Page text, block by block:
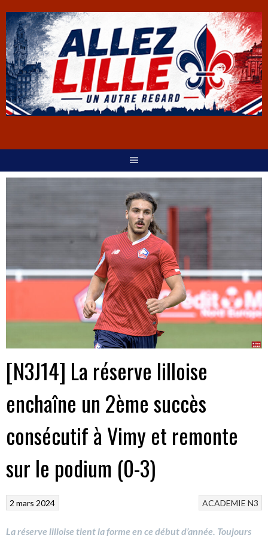
[N3J14] La réserve lilloise
enchaîne un 2ème succès
consécutif à Vimy et remonte
sur le podium (0-3)
ACADEMIE N3
2 mars 2024
La réserve lilloise tient la forme en ce début d’année. Toujours